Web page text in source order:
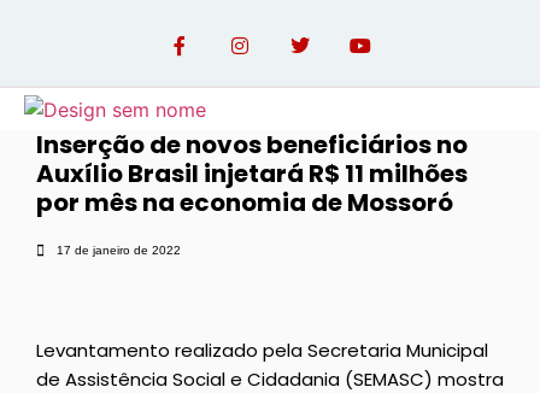
Inserção de novos beneficiários no
Auxílio Brasil injetará R$ 11 milhões
por mês na economia de Mossoró
17 de janeiro de 2022
Levantamento realizado pela Secretaria Municipal
de Assistência Social e Cidadania (SEMASC) mostra